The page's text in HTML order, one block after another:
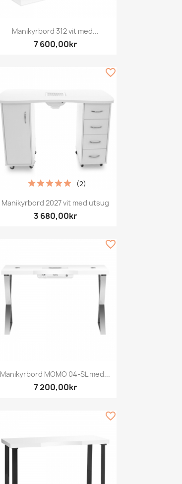
Snabbvy
Manikyrbord 312 vit med...
7 600,00kr
 Snabbvy
Manikyrbord 2027 vit med utsug
3 680,00kr
(2)
favorite_border
 Snabbvy
Manikyrbord MOMO 04-SL med...
7 200,00kr
favorite_border
favorite_border